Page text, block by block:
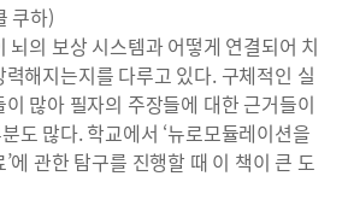
쿠하)
뇌의 보상 시스템과 어떻게 연결되어 치
해지는지를 다루고 있다. 구체적인 실
많아 필자의 주장들에 대한 근거들이
도 많다. 학교에서 ‘뉴로모듈레이션을
에 관한 탐구를 진행할 때 이 책이 큰 도